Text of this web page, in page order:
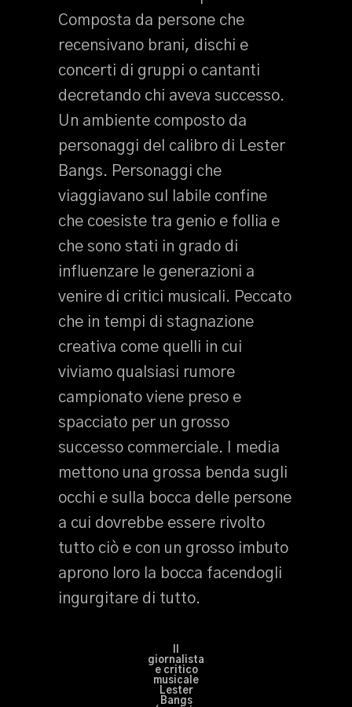
Composta da persone che
recensivano brani, dischi e
concerti di gruppi o cantanti
decretando chi aveva successo.
Un ambiente composto da
personaggi del calibro di Lester
Bangs. Personaggi che
viaggiavano sul labile confine
che coesiste tra genio e follia e
che sono stati in grado di
influenzare le generazioni a
venire di critici musicali. Peccato
che in tempi di stagnazione
creativa come quelli in cui
viviamo qualsiasi rumore
campionato viene preso e
spacciato per un grosso
successo commerciale. I media
mettono una grossa benda sugli
occhi e sulla bocca delle persone
a cui dovrebbe essere rivolto
tutto ciò e con un grosso imbuto
aprono loro la bocca facendogli
ingurgitare di tutto.
giornalista
e critico
musicale
Lester
Bangs